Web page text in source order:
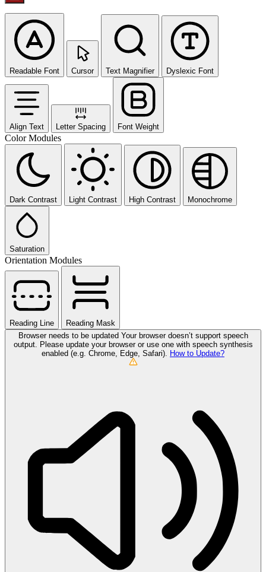
Readable Font Cursor Text Magnifier Dyslexic Font
Align Text Letter Spacing Font Weight
Color Modules
Dark Contrast Light Contrast High Contrast Monochrome
Saturation
Orientation Modules
Reading Line
Reading Mask
Browser needs to be updated Your browser doesn’t support speech
output. Please update your browser or use one with speech synthesis
enabled (e.g. Chrome, Edge, Safari).
How to Update?